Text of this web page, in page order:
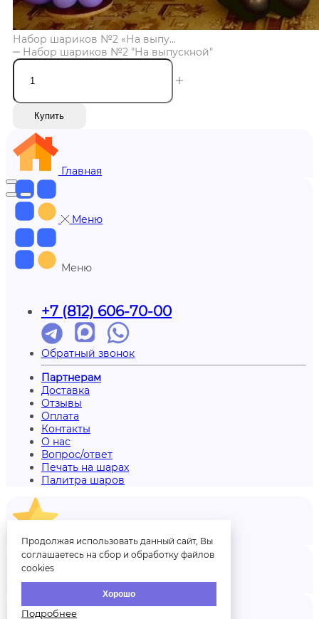
Набор шариков №2 «На выпу...
Набор шариков №2 "На выпускной"
Купить
Главная
Меню
Меню
+7 (812) 606-70-00
Обратный звонок
Партнерам
Доставка
Отзывы
Оплата
Контакты
О нас
Вопрос/ответ
Печать на шарах
Палитра шаров
Отзывы
Продолжая использовать данный сайт, Вы
соглашаетесь на сбор и обработку файлов
cookies
Хорошо
Подробнее